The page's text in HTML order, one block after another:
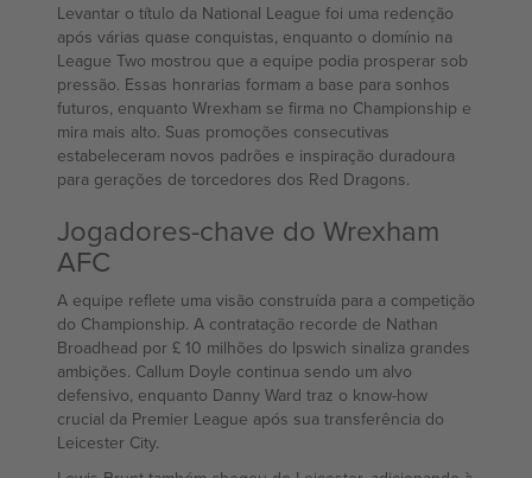
Levantar o título da National League foi uma redenção
após várias quase conquistas, enquanto o domínio na
League Two mostrou que a equipe podia prosperar sob
pressão. Essas honrarias formam a base para sonhos
futuros, enquanto Wrexham se firma no Championship e
mira mais alto. Suas promoções consecutivas
estabeleceram novos padrões e inspiração duradoura
para gerações de torcedores dos Red Dragons.
Jogadores-chave do Wrexham
AFC
A equipe reflete uma visão construída para a competição
do Championship. A contratação recorde de Nathan
Broadhead por £ 10 milhões do Ipswich sinaliza grandes
ambições. Callum Doyle continua sendo um alvo
defensivo, enquanto Danny Ward traz o know-how
crucial da Premier League após sua transferência do
Leicester City.